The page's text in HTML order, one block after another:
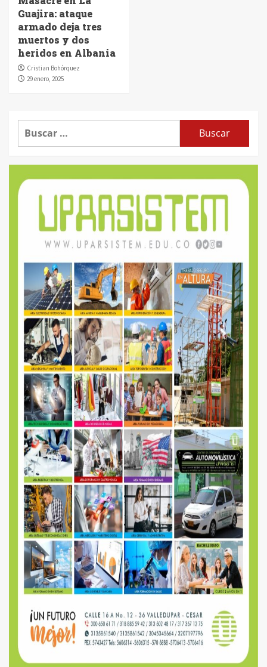
Guajira: ataque
armado deja tres
muertos y dos
heridos en Albania
Cristian Bohórquez
29 enero, 2025
Buscar: